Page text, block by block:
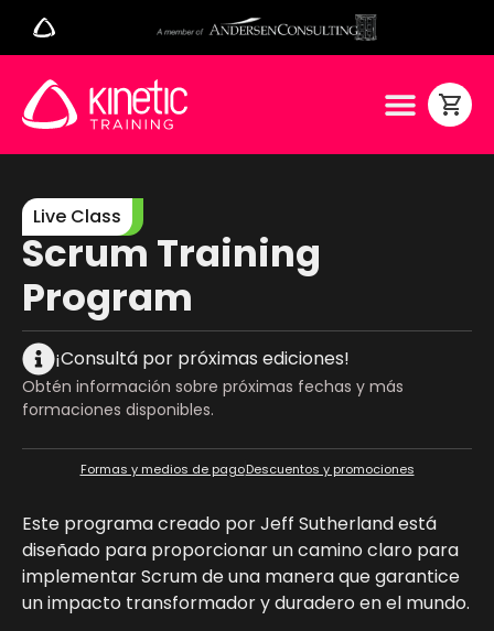
Live Class
Scrum Training
Program
Este programa creado por Jeff Sutherland está
diseñado para proporcionar un camino claro para
implementar Scrum de una manera que garantice
un impacto transformador y duradero en el mundo.
¡Consultá por próximas ediciones!
Obtén información sobre próximas fechas y más
formaciones disponibles.
Formas y medios de pagoDescuentos y promociones